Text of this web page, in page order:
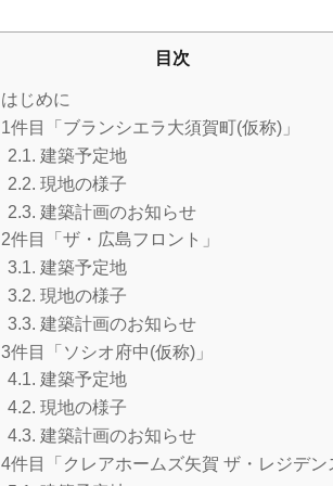
目次
はじめに
1件目「ブランシエラ大須賀町(仮称)」
2.1. 建築予定地
2.2. 現地の様子
2.3. 建築計画のお知らせ
2件目「ザ・広島フロント」
3.1. 建築予定地
3.2. 現地の様子
3.3. 建築計画のお知らせ
3件目「ソシオ府中(仮称)」
4.1. 建築予定地
4.2. 現地の様子
4.3. 建築計画のお知らせ
4件目「クレアホームズ矢賀 ザ・レジデン